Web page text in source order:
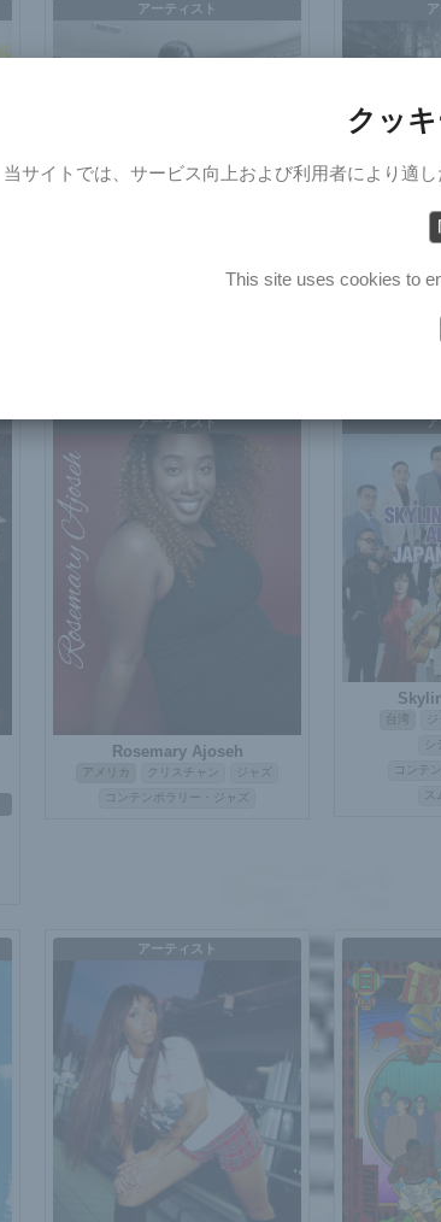
アーティスト
ハードコア パンク Don
アーティスト
Rosemary Ajoseh
アメリカ クリスチャン
ジャズ
コンテンポラリー・ジャズ
台湾
シ
コンテ
アーティスト
クッ
当サイトでは、サービス向上および利用者により適
This site uses cookies to